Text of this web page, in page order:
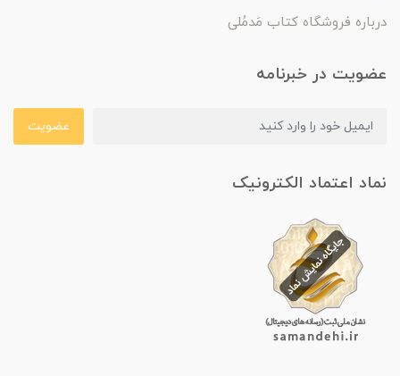
درباره فروشگاه کتاب مَدمُلی
عضویت در خبرنامه
عضویت
نماد اعتماد الکترونیک